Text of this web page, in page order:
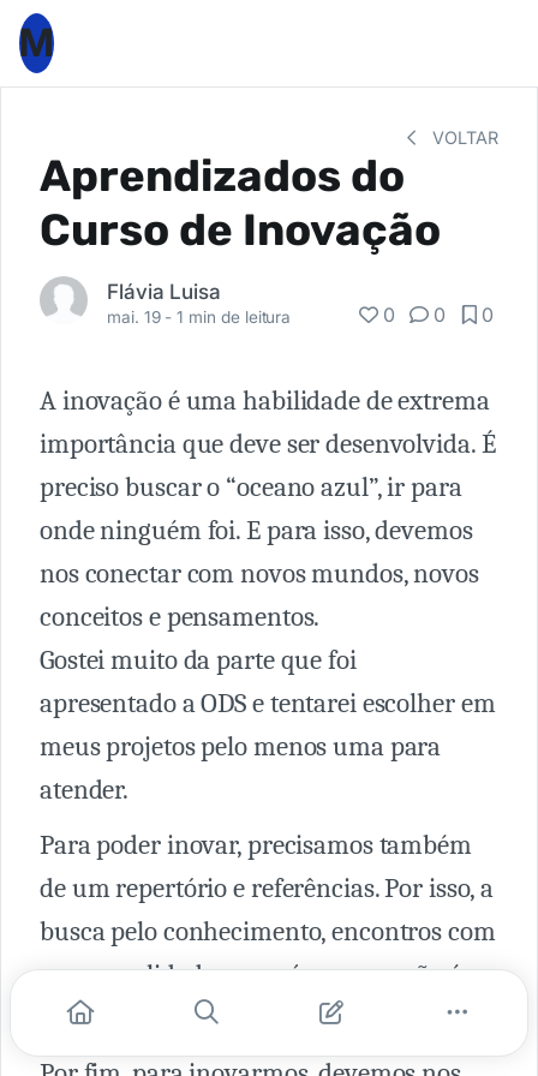
M
VOLTAR
Aprendizados do
Curso de Inovação
Flávia Luisa
mai. 19 -1 min de leitura 0 0 0
A inovação é uma habilidade de extrema
importância que deve ser desenvolvida. É
preciso buscar o “oceano azul”, ir para
onde ninguém foi. E para isso, devemos
nos conectar com novos mundos, novos
conceitos e pensamentos.
Gostei muito da parte que foi
apresentado a ODS e tentarei escolher em
meus projetos pelo menos uma para
atender.
Para poder inovar, precisamos também
de um repertório e referências. Por isso, a
busca pelo conhecimento, encontros com
novas realidades, com áreas que não é a
sua, é indispensável.